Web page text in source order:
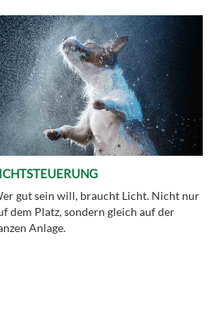
gut sein will, braucht Licht. Nicht nur
dem Platz, sondern gleich auf der
Anlage.